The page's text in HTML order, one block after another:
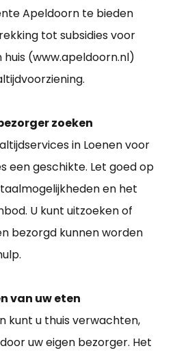
Apeldoorn te bieden
tot subsidies voor
huis (www.apeldoorn.nl)
zoeken
in Loenen voor
een geschikte. Let goed op
en het
U kunt uitzoeken of
bezorgd kunnen worden
van uw eten
kunt u thuis verwachten,
uw eigen bezorger. Het